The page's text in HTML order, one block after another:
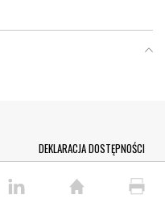
DEKLARACJA DOSTĘPNOŚCI